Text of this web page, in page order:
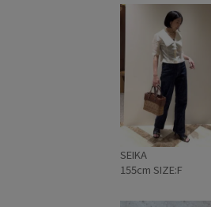
SEIKA
155cm SIZE:F